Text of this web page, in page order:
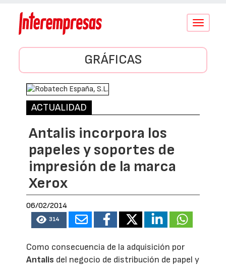
Conmutar
GRÁFICAS
ACTUALIDAD
Antalis incorpora los
papeles y soportes de
impresión de la marca
Xerox
06/02/2014
314
Como consecuencia de la adquisición por
Antalis del negocio de distribución de papel y